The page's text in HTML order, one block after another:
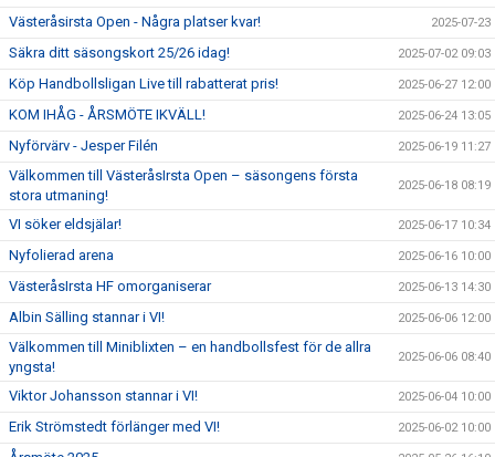
Västeråsirsta Open - Några platser kvar! 2025-07-23
Säkra ditt säsongskort 25/26 idag! 2025-07-02 09:03
Köp Handbollsligan Live till rabatterat pris! 2025-06-27 12:00
KOM IHÅG - ÅRSMÖTE IKVÄLL! 2025-06-24 13:05
Nyförvärv - Jesper Filén 2025-06-19 11:27
Välkommen till VästeråsIrsta Open – säsongens första
stora utmaning!
2025-06-18 08:19
VI söker eldsjälar! 2025-06-17 10:34
Nyfolierad arena 2025-06-16 10:00
VästeråsIrsta HF omorganiserar 2025-06-13 14:30
Albin Sälling stannar i VI! 2025-06-06 12:00
Välkommen till Miniblixten – en handbollsfest för de allra
yngsta!
2025-06-06 08:40
Viktor Johansson stannar i VI! 2025-06-04 10:00
Erik Strömstedt förlänger med VI! 2025-06-02 10:00